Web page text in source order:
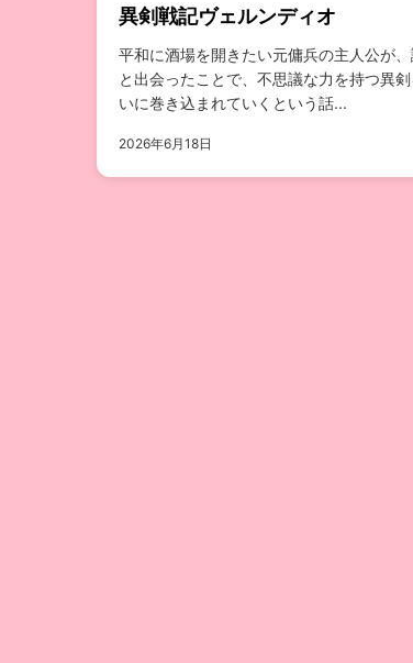
異剣戦記ヴェルンディオ
平和に酒場を開きたい元傭兵の主人公が
と出会ったことで、不思議な力を持つ異
いに巻き込まれていくという話...
2026年6月18日